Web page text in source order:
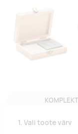
1. Vali toote värv